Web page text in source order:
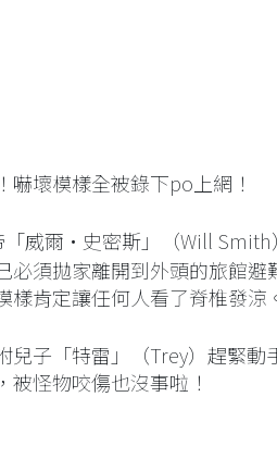
壞模樣全被錄下po上網！
「威爾·史密斯」（Will Smith
必須拋家離開到外頭的旅館避
肯定讓任何人看了脊椎發涼
兒子「特雷」（Trey）趕緊動
怪物咬傷也沒事啦！